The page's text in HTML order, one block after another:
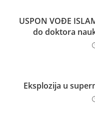
USPON VOĐE
do doktora
Eksplozija u